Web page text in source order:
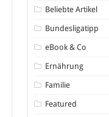
Beliebte Artikel
Bundesligatipp
eBook & Co
Ernährung
Familie
Featured